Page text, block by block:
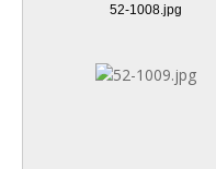
52-1008.jpg